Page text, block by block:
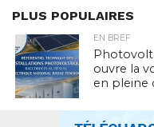
PLUS POPULAIRES
EN BREF
ouvre la
en pleine